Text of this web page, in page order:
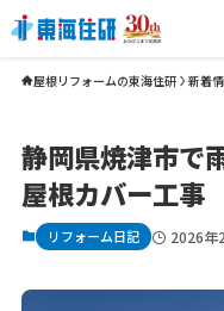
屋根リフォームの東海住研 新着
静岡県焼津市で
屋根カバー工事
リフォーム日記 2026年